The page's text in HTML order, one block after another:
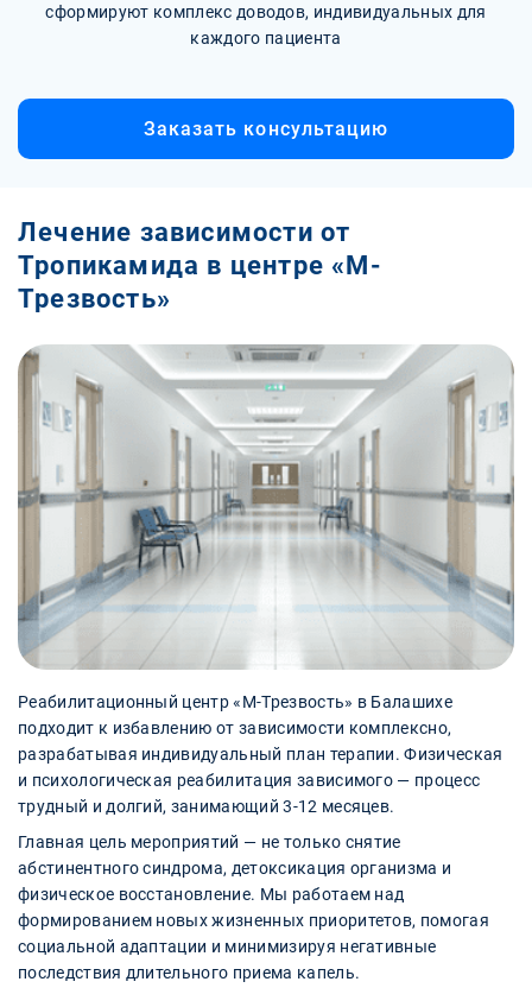
сформируют комплекс доводов, индивидуальных для
каждого пациента
Заказать консультацию
Лечение зависимости от
Тропикамида в центре «М-
Трезвость»
Реабилитационный центр «М-Трезвость» в Балашихе
подходит к избавлению от зависимости комплексно,
разрабатывая индивидуальный план терапии. Физическая
и психологическая реабилитация зависимого — процесс
трудный и долгий, занимающий 3-12 месяцев.
Главная цель мероприятий — не только снятие
абстинентного синдрома, детоксикация организма и
физическое восстановление. Мы работаем над
формированием новых жизненных приоритетов, помогая
социальной адаптации и минимизируя негативные
последствия длительного приема капель.